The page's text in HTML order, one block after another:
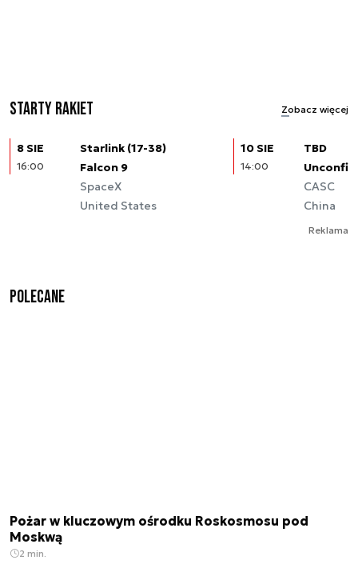
Starty rakiet Zobacz więcej
8 SIE
16:00
Starlink (17-38)
Falcon 9
SpaceX
United States
10 SIE
14:00
TBD
CASC
China
Reklama
Polecane
Pożar w kluczowym ośrodku Roskosmosu pod
Moskwą
2 min.